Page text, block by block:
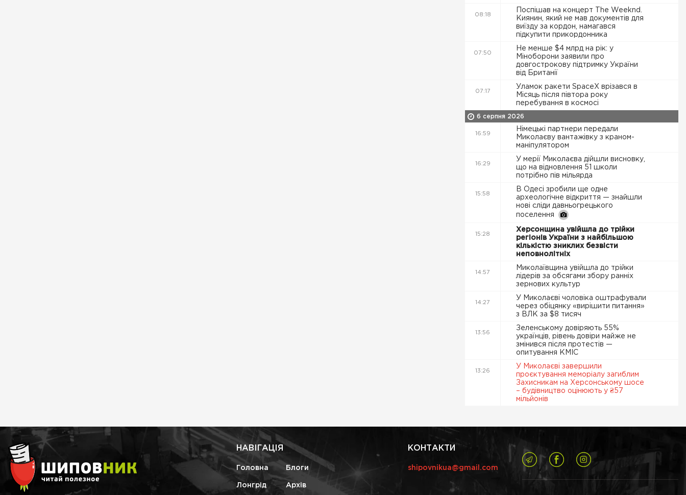
08:18
Поспішав на концерт The Weeknd.
Киянин, який не мав документів для
виїзду за кордон, намагався
підкупити прикордонника
07:50
Не менше $4 млрд на рік: у
Міноборони заявили про
довгострокову підтримку України
від Британії
07:17
Уламок ракети SpaceX врізався в
Місяць після півтора року
перебування в космосі
6 серпня 2026
16:59
Німецькі партнери передали
Миколаєву вантажівку з краном-
маніпулятором
16:29
У мерії Миколаєва дійшли висновку,
що на відновлення 51 школи
потрібно пів мільярда
15:58
В Одесі зробили ще одне
археологічне відкриття — знайшли
нові сліди давньогрецького
поселення
15:28
Херсонщина увійшла до трійки
регіонів України з найбільшою
кількістю зниклих безвісти
неповнолітніх
14:57
Миколаївщина увійшла до трійки
лідерів за обсягами збору ранніх
зернових культур
14:27
У Миколаєві чоловіка оштрафували
через обіцянку «вирішити питання»
з ВЛК за $8 тисяч
13:56
Зеленському довіряють 55%
українців, рівень довіри майже не
змінився після протестів —
опитування КМІС
13:26
У Миколаєві завершили
проєктування меморіалу загиблим
Захисникам на Херсонському шосе
– будівництво оцінюють у ₴57
мільйонів
НАВІГАЦІЯ
Головна Блоги
Лонгрід Архів
КОНТАКТИ
shipovnikua@gmail.com